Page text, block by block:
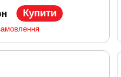
Купити